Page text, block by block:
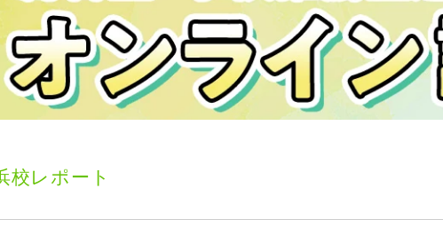
校レポート